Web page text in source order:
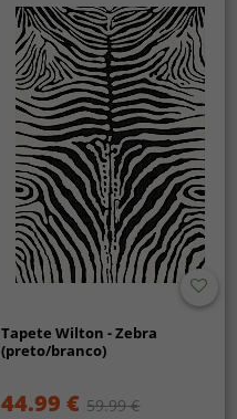
Tapete Wilton - Zebra
(preto/branco)
44.99 € 59.99 €